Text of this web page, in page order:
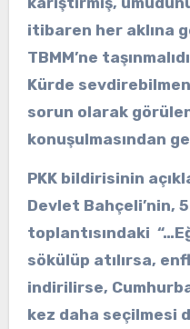
itibaren her aklına
TBMM’ne
Kürde
sorun olarak
konuşulmasından
PKK bildirisinin
Devlet Bahçeli’nin,
toplantısındaki
sökülüp atılırsa,
indirilirse,
kez daha seçilmesi